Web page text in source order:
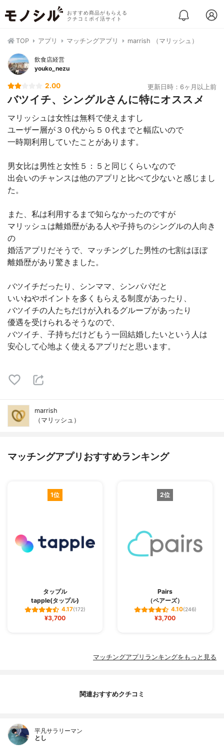
おすすめ商品がもらえる
クチコミポイ活サイト
TOP アプリ マッチングアプリ marrish （マリッシュ）
飲食店経営
youko_nezu
2.00 更新日時：6ヶ月以上前
バツイチ、シングルさんに特にオススメ
マリッシュは女性は無料で使えますし
ユーザー層が３０代から５０代までと幅広いので
一時期利用していたことがあります。
男女比は男性と女性５：５と同じくらいなので
出会いのチャンスは他のアプリと比べて少ないと感じまし
た。
また、私は利用するまで知らなかったのですが
マリッシュは離婚歴がある人や子持ちのシングルの人向き
の
婚活アプリだそうで、マッチングした男性の七割はほぼ
離婚歴があり驚きました。
バツイチだったり、シンママ、シンパパだと
いいねやポイントを多くもらえる制度があったり、
バツイチの人たちだけが入れるグループがあったり
優遇を受けられるそうなので、
バツイチ、子持ちだけどもう一回結婚したいという人は
安心して心地よく使えるアプリだと思います。
marrish
（マリッシュ）
マッチングアプリおすすめランキング
1位
タップル
tapple(タップル)
4.17(172)
¥3,700
2位
Pairs
（ペアーズ）
4.10(246)
¥3,700
マッチングアプリランキングをもっと見る
関連おすすめクチコミ
平凡サラリーマン
とし